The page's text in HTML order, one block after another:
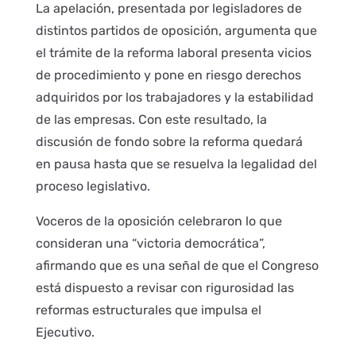
La apelación, presentada por legisladores de
distintos partidos de oposición, argumenta que
el trámite de la reforma laboral presenta vicios
de procedimiento y pone en riesgo derechos
adquiridos por los trabajadores y la estabilidad
de las empresas. Con este resultado, la
discusión de fondo sobre la reforma quedará
en pausa hasta que se resuelva la legalidad del
proceso legislativo.
Voceros de la oposición celebraron lo que
consideran una “victoria democrática”,
afirmando que es una señal de que el Congreso
está dispuesto a revisar con rigurosidad las
reformas estructurales que impulsa el
Ejecutivo.